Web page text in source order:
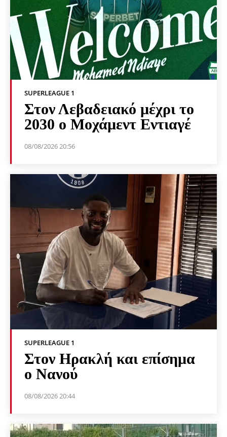
SUPERLEAGUE 1
Στον Λεβαδειακό μέχρι το
2030 ο Μοχάμεντ Εντιαγέ
08/08/2026 20:56
SUPERLEAGUE 1
Στον Ηρακλή και επίσημα
ο Νανού
08/08/2026 20:44